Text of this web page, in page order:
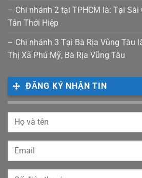
– Chi nhánh 2 tại TPHCM là: Tại Sài
Tân Thới Hiệp
– Chi nhánh 3 Tại Bà Rịa Vũng Tàu
Thị Xã Phú Mỹ, Bà Rịa Vũng Tàu
ĐĂNG KÝ NHẬN TIN